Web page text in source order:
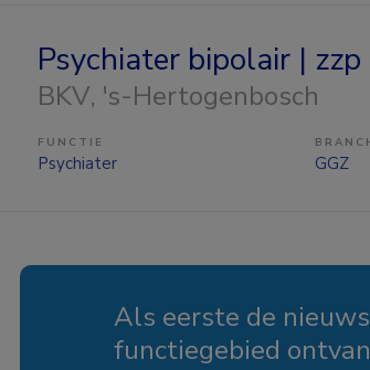
Psychiater bipolair | zzp
BKV, 's-Hertogenbosch
FUNCTIE
Psychiater GGZ
Als eerste de
functiegebied